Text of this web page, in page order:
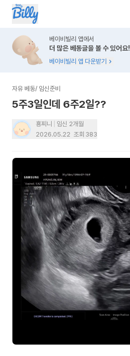
베이비빌리 앱에서
더 많은 베동글을 볼 수 있어요!
베이비빌리 앱 다운받기
자유 베동/ 임신준비
5주3일인데 6주2일??
횽찌니
임신 2개월
2026.05.22 조회 383